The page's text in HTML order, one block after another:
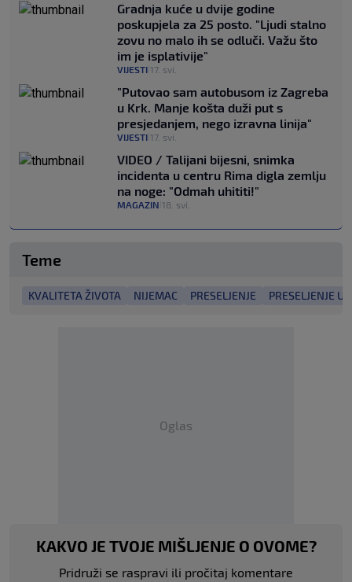
Gradnja kuće u dvije godine
poskupjela za 25 posto. "Ljudi stalno
zovu no malo ih se odluči. Važu što
im je isplativije"
VIJESTI 17. svi.
"Putovao sam autobusom iz Zagreba
u Krk. Manje košta duži put s
presjedanjem, nego izravna linija"
VIJESTI 17. svi.
VIDEO / Talijani bijesni, snimka
incidenta u centru Rima digla zemlju
na noge: "Odmah uhititi!"
MAGAZIN 18. svi.
Teme
KVALITETA ŽIVOTA NIJEMAC PRESELJENJE PRESELJENJE U
Oglas
KAKVO JE TVOJE MIŠLJENJE O OVOME?
Pridruži se raspravi ili pročitaj komentare